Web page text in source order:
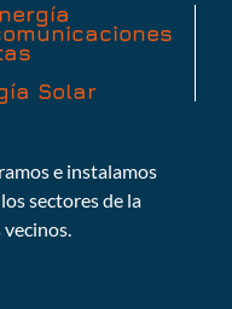
Solar
e instalamos
sectores de la